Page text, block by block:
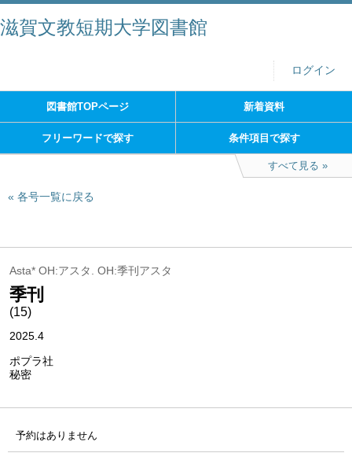
滋賀文教短期大学図書館
ログイン
図書館TOPページ 新着資料
フリーワードで探す 条件項目で探す
すべて見る
各号一覧に戻る
Asta* OH:アスタ. OH:季刊アスタ
季刊
(15)
2025.4
ポプラ社
秘密
予約はありません